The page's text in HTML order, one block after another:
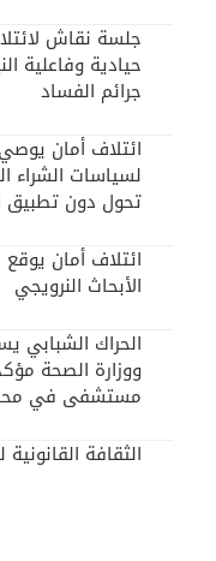
جلسة نقاش
حيادية وفاعلية
جرائم الفساد
ائتلاف أمان
لسياسات الشراء
تحول دون تطبيق
ائتلاف أمان
الأبحاث النرويجي
الحراك الشبابي
ووزارة الصحة
مستشفى في
الثقافة